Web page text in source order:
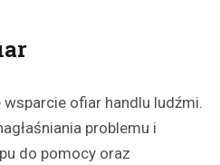
ofiar handlu ludźmi.
problemu i
do pomocy oraz